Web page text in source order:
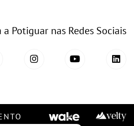
a Potiguar nas Redes Sociais